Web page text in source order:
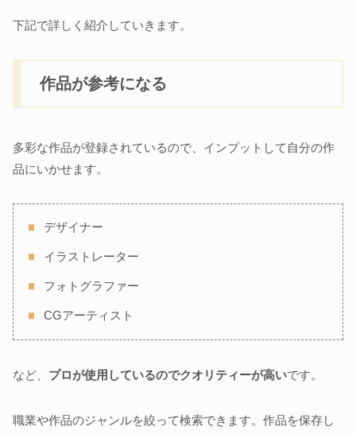
下記で詳しく紹介していきます。
作品が参考になる
多彩な作品が登録されているので、インプットして自分の作
品にいかせます。
デザイナー
イラストレーター
フォトグラファー
CGアーティスト
など、 プロが使用しているのでクオリティーが高いです。
職業や作品のジャンルを絞って検索できます。作品を保存し